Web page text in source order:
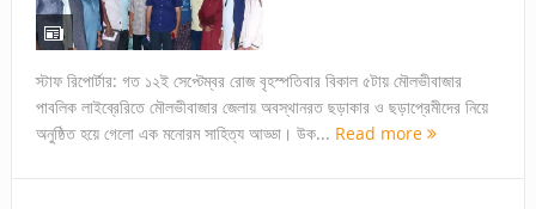
স্টাফ রিপোর্টার: গত ১২ই সেপ্টেম্বর রোজ বৃহস্পতিবার বিকাল ৫টায় মৌলভীবাজার
পাবলিক লাইব্রেরিতে মৌলভীবাজার জেলায় অবস্থানরত ছড়াকার ও ছড়াপ্রেমীদের নিয়ে
অনুষ্ঠিত হয়ে গেলো এক মনোরম সাহিত্য আড্ডা। উক... Read more